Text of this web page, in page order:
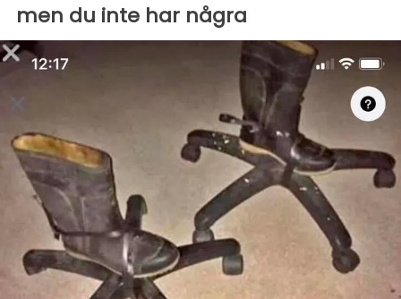
men du inte har några